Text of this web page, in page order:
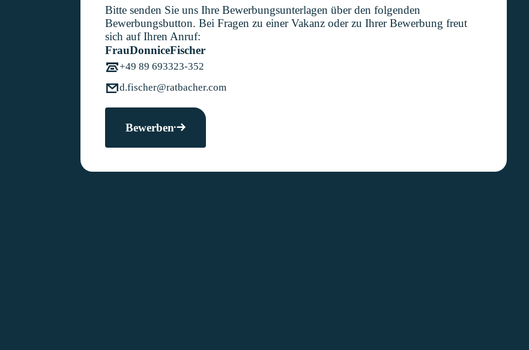
Bitte senden Sie uns Ihre Bewerbungsunterlagen über den folgenden
Bewerbungsbutton. Bei Fragen zu einer Vakanz oder zu Ihrer Bewerbung freut
sich auf Ihren Anruf:
FrauDonniceFischer
+49 89 693323-352
d.fischer@ratbacher.com
Bewerben